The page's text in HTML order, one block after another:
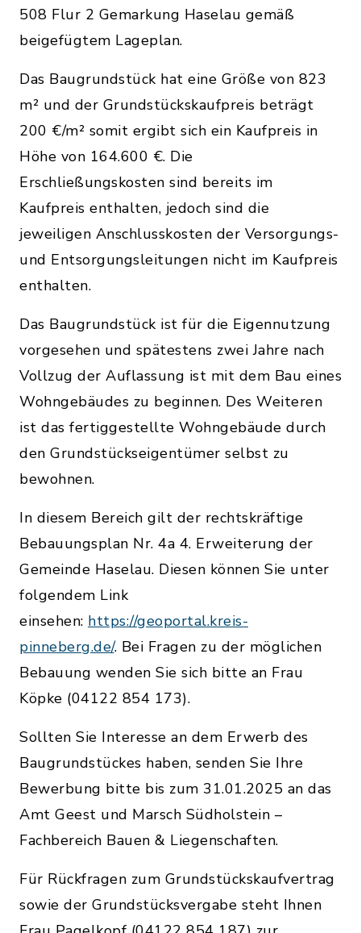
508 Flur 2 Gemarkung Haselau gemäß
beigefügtem Lageplan.
Das Baugrundstück hat eine Größe von 823
m² und der Grundstückskaufpreis beträgt
200 €/m² somit ergibt sich ein Kaufpreis in
Höhe von 164.600 €. Die
Erschließungskosten sind bereits im
Kaufpreis enthalten, jedoch sind die
jeweiligen Anschlusskosten der Versorgungs-
und Entsorgungsleitungen nicht im Kaufpreis
enthalten.
Das Baugrundstück ist für die Eigennutzung
vorgesehen und spätestens zwei Jahre nach
Vollzug der Auflassung ist mit dem Bau eines
Wohngebäudes zu beginnen. Des Weiteren
ist das fertiggestellte Wohngebäude durch
den Grundstückseigentümer selbst zu
bewohnen.
In diesem Bereich gilt der rechtskräftige
Bebauungsplan Nr. 4a 4. Erweiterung der
Gemeinde Haselau. Diesen können Sie unter
folgendem Link
einsehen: https://geoportal.kreis-
pinneberg.de/. Bei Fragen zu der möglichen
Bebauung wenden Sie sich bitte an Frau
Köpke (04122 854 173).
Sollten Sie Interesse an dem Erwerb des
Baugrundstückes haben, senden Sie Ihre
Bewerbung bitte bis zum 31.01.2025 an das
Amt Geest und Marsch Südholstein –
Fachbereich Bauen & Liegenschaften.
Für Rückfragen zum Grundstückskaufvertrag
sowie der Grundstücksvergabe steht Ihnen